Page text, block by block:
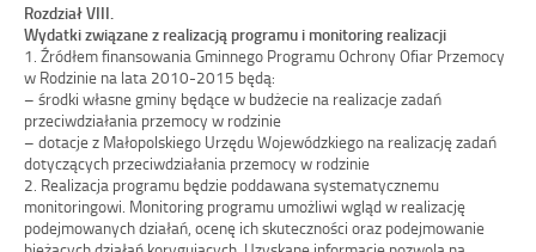
Rozdział VIII.
Wydatki związane z realizacją programu i monitoring realizacji
1. Źródłem finansowania Gminnego Programu Ochrony Ofiar Przemocy
w Rodzinie na lata 2010-2015 będą:
– środki własne gminy będące w budżecie na realizacje zadań
przeciwdziałania przemocy w rodzinie
– dotacje z Małopolskiego Urzędu Wojewódzkiego na realizację zadań
dotyczących przeciwdziałania przemocy w rodzinie
2. Realizacja programu będzie poddawana systematycznemu
monitoringowi. Monitoring programu umożliwi wgląd w realizację
podejmowanych działań, ocenę ich skuteczności oraz podejmowanie